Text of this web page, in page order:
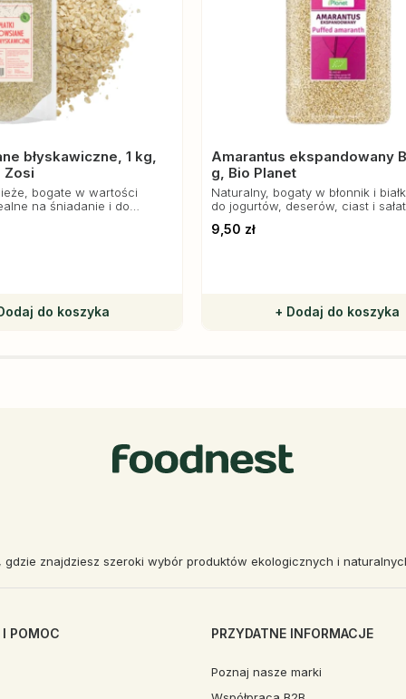
błyskawiczne, 1 kg,
Zosi
bogate w wartości
na śniadanie i do
do koszyka
Amarantus ekspandowany
g, Bio Planet
Naturalny, bogaty w błonnik i
do jogurtów, deserów, ciast i
9,50 zł
+ Dodaj do koszyka
znajdziesz szeroki wybór produktów ekologicznych i
POMOC PRZYDATNE INFORMACJE
Poznaj nasze marki